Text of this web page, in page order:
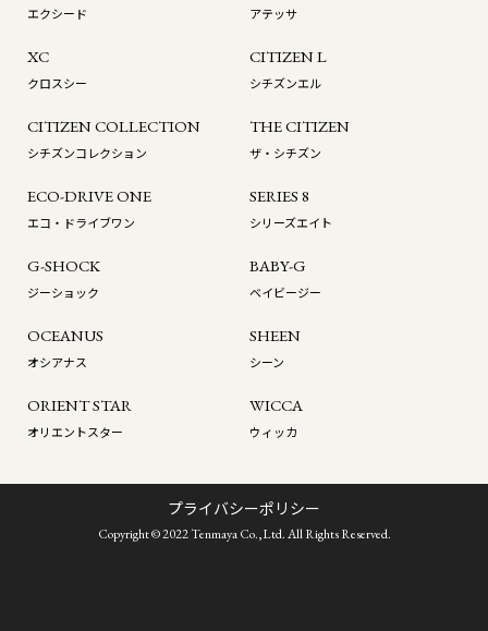
エクシード アテッサ
XC
クロスシー
CITIZEN L
シチズンエル
CITIZEN COLLECTION
シチズンコレクション
THE CITIZEN
ザ・シチズン
ECO-DRIVE ONE
エコ・ドライブワン
SERIES 8
シリーズエイト
G-SHOCK
ジーショック
BABY-G
ベイビージー
OCEANUS
オシアナス
SHEEN
シーン
ORIENT STAR
オリエントスター
WICCA
ウィッカ
プライバシーポリシー
Copyright © 2022 Tenmaya Co.,Ltd. All Rights Reserved.